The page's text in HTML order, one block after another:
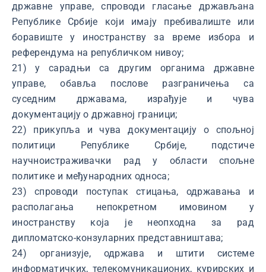
државне управе, спроводи гласање држављана
Републике Србије који имају пребивалиште или
боравиште у иностранству за време избора и
референдума на републичком нивоу;
21) у сарадњи са другим органима државне
управе, обавља послове разграничења са
суседним државама, израђује и чува
документацију о државној граници;
22) прикупља и чува документацију о спољној
политици Републике Србије, подстиче
научноистраживачки рад у области спољне
политике и међународних односа;
23) спроводи поступак стицања, одржавања и
располагања непокретном имовином у
иностранству која је неопходна за рад
дипломатско-конзуларних представништава;
24) организује, одржава и штити системе
информатичких, телекомуникационих, курирских и